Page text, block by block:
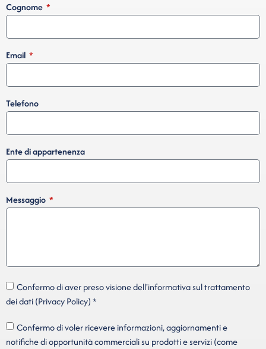
Cognome
Email
Telefono
Ente di appartenenza
Messaggio
Confermo di aver preso visione dell'informativa sul trattamento
dei dati (Privacy Policy) *
Confermo di voler ricevere informazioni, aggiornamenti e
notifiche di opportunità commerciali su prodotti e servizi (come